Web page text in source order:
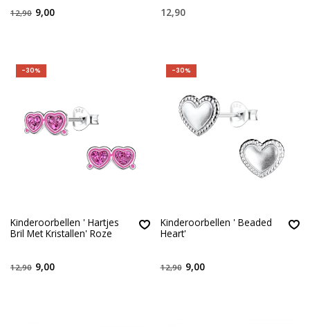
12,90 9,00 12,90
-30%
Kinderoorbellen ' Hartjes
Bril Met Kristallen' Roze
12,90 9,00
-30%
Kinderoorbellen ' Beaded
Heart'
12,90 9,00